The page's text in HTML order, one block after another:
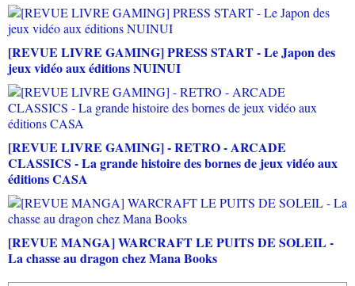
[REVUE LIVRE GAMING] PRESS START - Le Japon des
jeux vidéo aux éditions NUINUI
[REVUE LIVRE GAMING] - RETRO - ARCADE
CLASSICS - La grande histoire des bornes de jeux vidéo aux
éditions CASA
[REVUE MANGA] WARCRAFT LE PUITS DE SOLEIL -
La chasse au dragon chez Mana Books